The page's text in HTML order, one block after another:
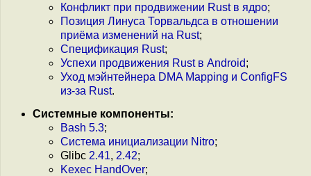
Конфликт при продвижении Rust в ядро;
Позиция Линуса Торвальдса в отношении
приёма изменений на Rust;
Спецификация Rust;
Успехи продвижения Rust в Android;
Уход мэйнтейнера DMA Mapping и ConfigFS
из-за Rust.
Системные компоненты:
Bash 5.3;
Cистема инициализации Nitro;
Glibc 2.41, 2.42;
Kexec HandOver;